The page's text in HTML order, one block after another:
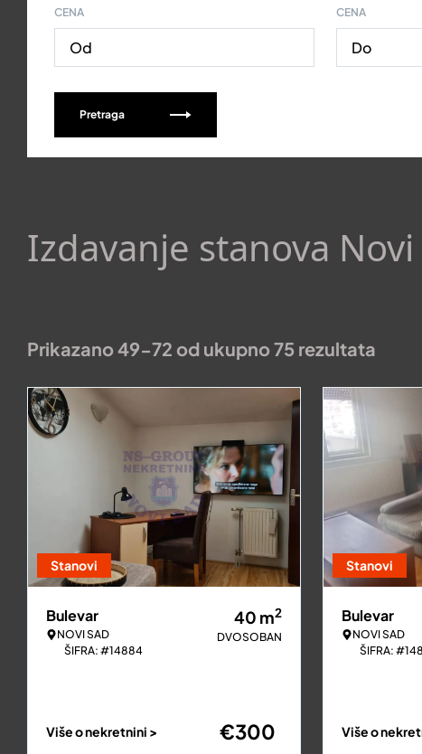
CENA CENA
Pretraga
Izdavanje stanova
Prikazano 49-72 od ukupno 75 rezultata
Stanovi
Bulevar
NOVI SAD
ŠIFRA: #14884
40 m2
DVOSOBAN
Više o nekretnini > €300
Stanovi
Bulevar
NOVI SAD
ŠIFRA:
Više o